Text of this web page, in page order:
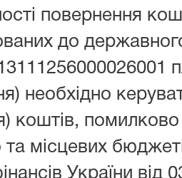
повернення
до
необхідно
коштів,
місцевих
України